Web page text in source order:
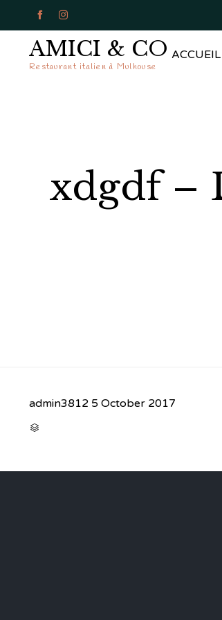
 
AMICI & CO
Restaurant italien à Mulhouse
ACCUEIL
xdgdf –
admin3812 5 October 2017
